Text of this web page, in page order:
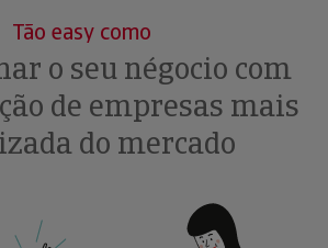
Tão easy como
o seu négocio com
de empresas mais
do mercado